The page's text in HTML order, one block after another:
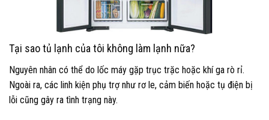
Tại sao tủ lạnh của tôi không làm lạnh nữa?
Nguyên nhân có thể do lốc máy gặp trục trặc hoặc khí ga rò rỉ.
Ngoài ra, các linh kiện phụ trợ như rơ le, cảm biến hoặc tụ điện bị
lỗi cũng gây ra tình trạng này.